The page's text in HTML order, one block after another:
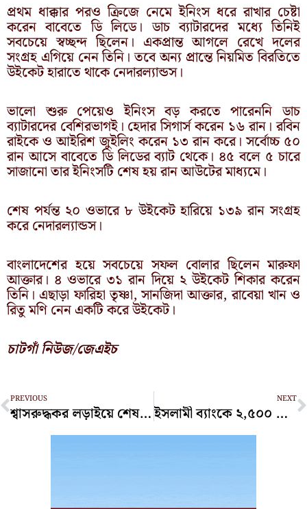
প্রথম ধাক্কার পরও ক্রিজে নেমে ইনিংস ধরে রাখার চেষ্টা
করেন বাবেতে ডি লিডে। ডাচ ব্যাটারদের মধ্যে তিনিই
সবচেয়ে স্বচ্ছন্দ ছিলেন। একপ্রান্ত আগলে রেখে দলের
সংগ্রহ এগিয়ে নেন তিনি। তবে অন্য প্রান্তে নিয়মিত বিরতিতে
উইকেট হারাতে থাকে নেদারল্যান্ডস।
ভালো শুরু পেয়েও ইনিংস বড় করতে পারেননি ডাচ
ব্যাটারদের বেশিরভাগই। হেদার সিগার্স করেন ১৬ রান। রবিন
রাইকে ও আইরিশ জুইলিং করেন ১৩ রান করে। সর্বোচ্চ ৫০
রান আসে বাবেতে ডি লিডের ব্যাট থেকে। ৪৫ বলে ৫ চারে
সাজানো তার ইনিংসটি শেষ হয় রান আউটের মাধ্যমে।
শেষ পর্যন্ত ২০ ওভারে ৮ উইকেট হারিয়ে ১৩৯ রান সংগ্রহ
করে নেদারল্যান্ডস।
বাংলাদেশের হয়ে সবচেয়ে সফল বোলার ছিলেন মারুফা
আক্তার। ৪ ওভারে ৩১ রান দিয়ে ২ উইকেট শিকার করেন
তিনি। এছাড়া ফারিহা তৃষ্ণা, সানজিদা আক্তার, রাবেয়া খান ও
রিতু মণি নেন একটি করে উইকেট।
চাটগাঁ নিউজ/জেএইচ
Prev
PREVIOUS
শ্বাসরুদ্ধকর লড়াইয়ে শেষ ওভারে হেরে গেল বাংলাদেশ
NEXT
ইসলামী ব্যাংকে ২,৫০০ কোটি টাকা দিল বাংলাদেশ ব্যাংক